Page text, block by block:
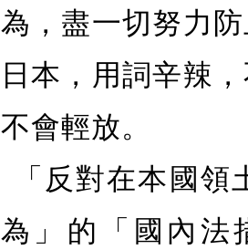
為，盡一切努力
日本，用詞辛辣
不會輕放。
「反對在本國
為」的「國內法